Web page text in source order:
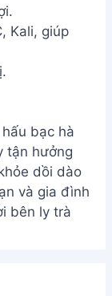
Kali, giúp
bạc hà
tận hưởng
dồi dào
và gia đình
bên ly trà